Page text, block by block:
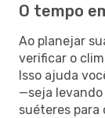
O tempo
Ao planejar
verificar o
Isso ajuda
—seja
suéteres para